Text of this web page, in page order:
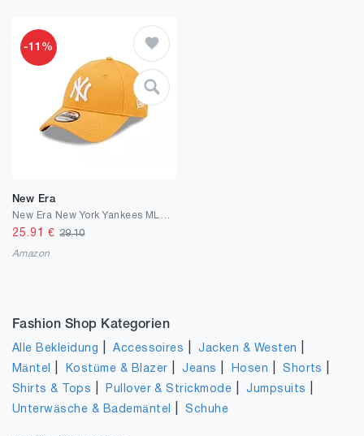
-11%
New Era
25.91 €29.10
Amazon
Fashion Shop Kategorien
Alle Bekleidung |Accessoires |Jacken & Westen
Mäntel Kostüme & Blazer |Jeans Hosen |Shorts
Shirts & Tops Pullover & Strickmode |Jumpsuits
Unterwäsche & Bademäntel |Schuhe